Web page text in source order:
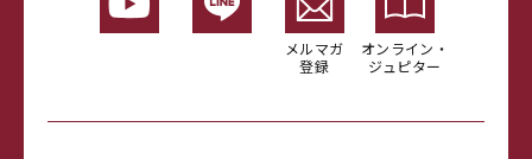
メルマガ
登録
オンライン・
ジュピター